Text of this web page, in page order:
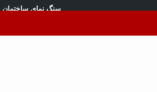
سنگ نمای ساختمان